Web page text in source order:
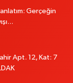
Gerçeğin
Apt. 12, Kat: 7